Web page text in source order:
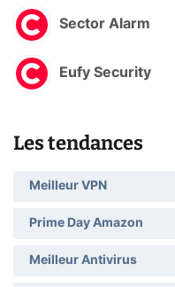
Sector Alarm
Eufy Security
Les tendances
Meilleur VPN
Prime Day Amazon
Meilleur Antivirus